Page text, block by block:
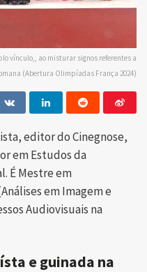
vínculo,, ao misturar signos referentes a
(Abertura Olimpíadas França 2024)
editor do Cinegnose,
em Estudos da
É Mestre em
em Imagem e
Audiovisuais na
e guinada na